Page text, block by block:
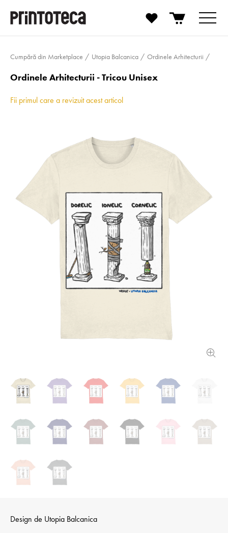
Cumpără din Marketplace Utopia Balcanica Ordinele Arhitecturii
Ordinele Arhitecturii - Tricou Unisex
Fii primul care a revizuit acest articol
Design de Utopia Balcanica